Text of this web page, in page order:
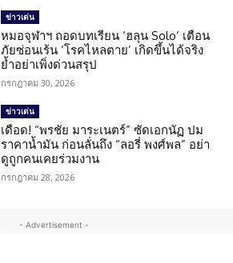
ข่าวเด่น
หมอจุฬาฯ ถอดบทเรียน ‘ฮลุน Solo’ เตือน
ภัยซ่อนเร้น ‘โรคไหลตาย’ เกิดขึ้นได้จริง
ย้ำอย่าเพิ่งด่วนสรุป
กรกฎาคม 30, 2026
ข่าวเด่น
เดือด! “พรชัย มาระเนตร์” ซัดเอกนัฏ ปม
ราคาน้ำมัน ก่อนลั่นถึง “ลอรี่ พงศ์พล” อย่า
ดูถูกคนเคยร่วมงาน
กรกฎาคม 28, 2026
- Advertisement -